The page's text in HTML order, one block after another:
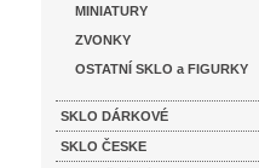
MINIATURY
ZVONKY
OSTATNÍ SKLO a FIGURKY
SKLO DÁRKOVÉ
SKLO ČESKE